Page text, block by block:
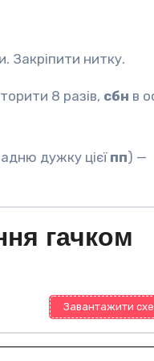
Закріпити нитку.
8 разів, сбн в
дужку цієї пп) —
гачком
Завантажити